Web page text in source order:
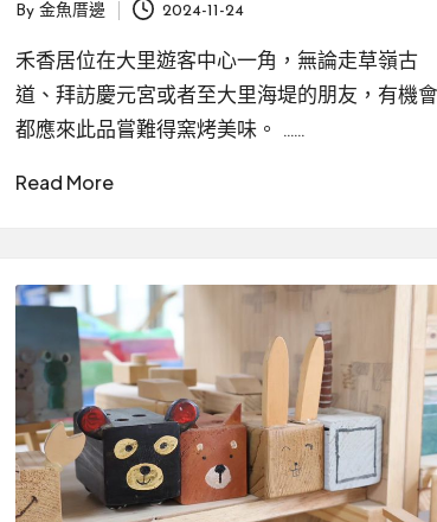
Posted
by
By 金魚厝邊 2024-11-24
禾香居位在大里遊客中心一角，無論走草嶺古
道、拜訪慶元宮或者至大里海堤的朋友，有機會
都應來此品嘗難得窯烤美味。 ……
Read More